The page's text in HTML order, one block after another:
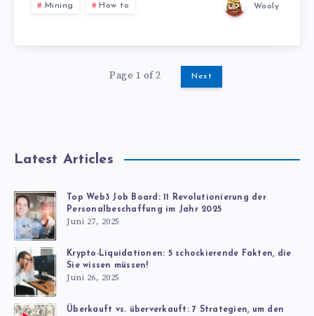
Mining How to Wooly
Page 1 of 2 Next
Latest Articles
Top Web3 Job Board: 11 Revolutionierung der
Personalbeschaffung im Jahr 2025
Juni 27, 2025
Krypto-Liquidationen: 5 schockierende Fakten, die
Sie wissen müssen!
Juni 26, 2025
Überkauft vs. überverkauft: 7 Strategien, um den